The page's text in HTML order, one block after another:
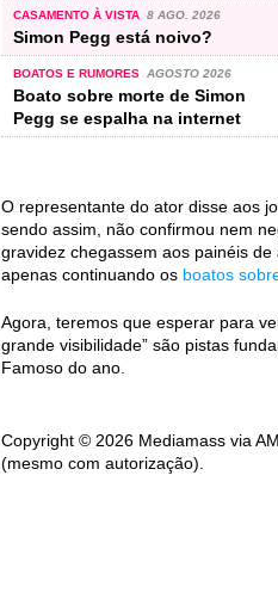
CASAMENTO À VISTA 8 AGO. 2026
Simon Pegg está noivo?
BOATOS E RUMORES AGOSTO 2026
Boato sobre morte de Simon
Pegg se espalha na internet
O representante do ator disse aos
sendo assim, não confirmou nem
gravidez chegassem aos painéis
apenas continuando os boatos
Agora, teremos que esperar para
grande visibilidade” são pistas
Famoso do ano.
Copyright © 2026 Mediamass via
(mesmo com autorização).